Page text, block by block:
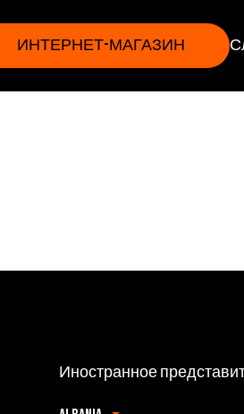
ИНТЕРНЕТ-МАГАЗИН
Иностранное